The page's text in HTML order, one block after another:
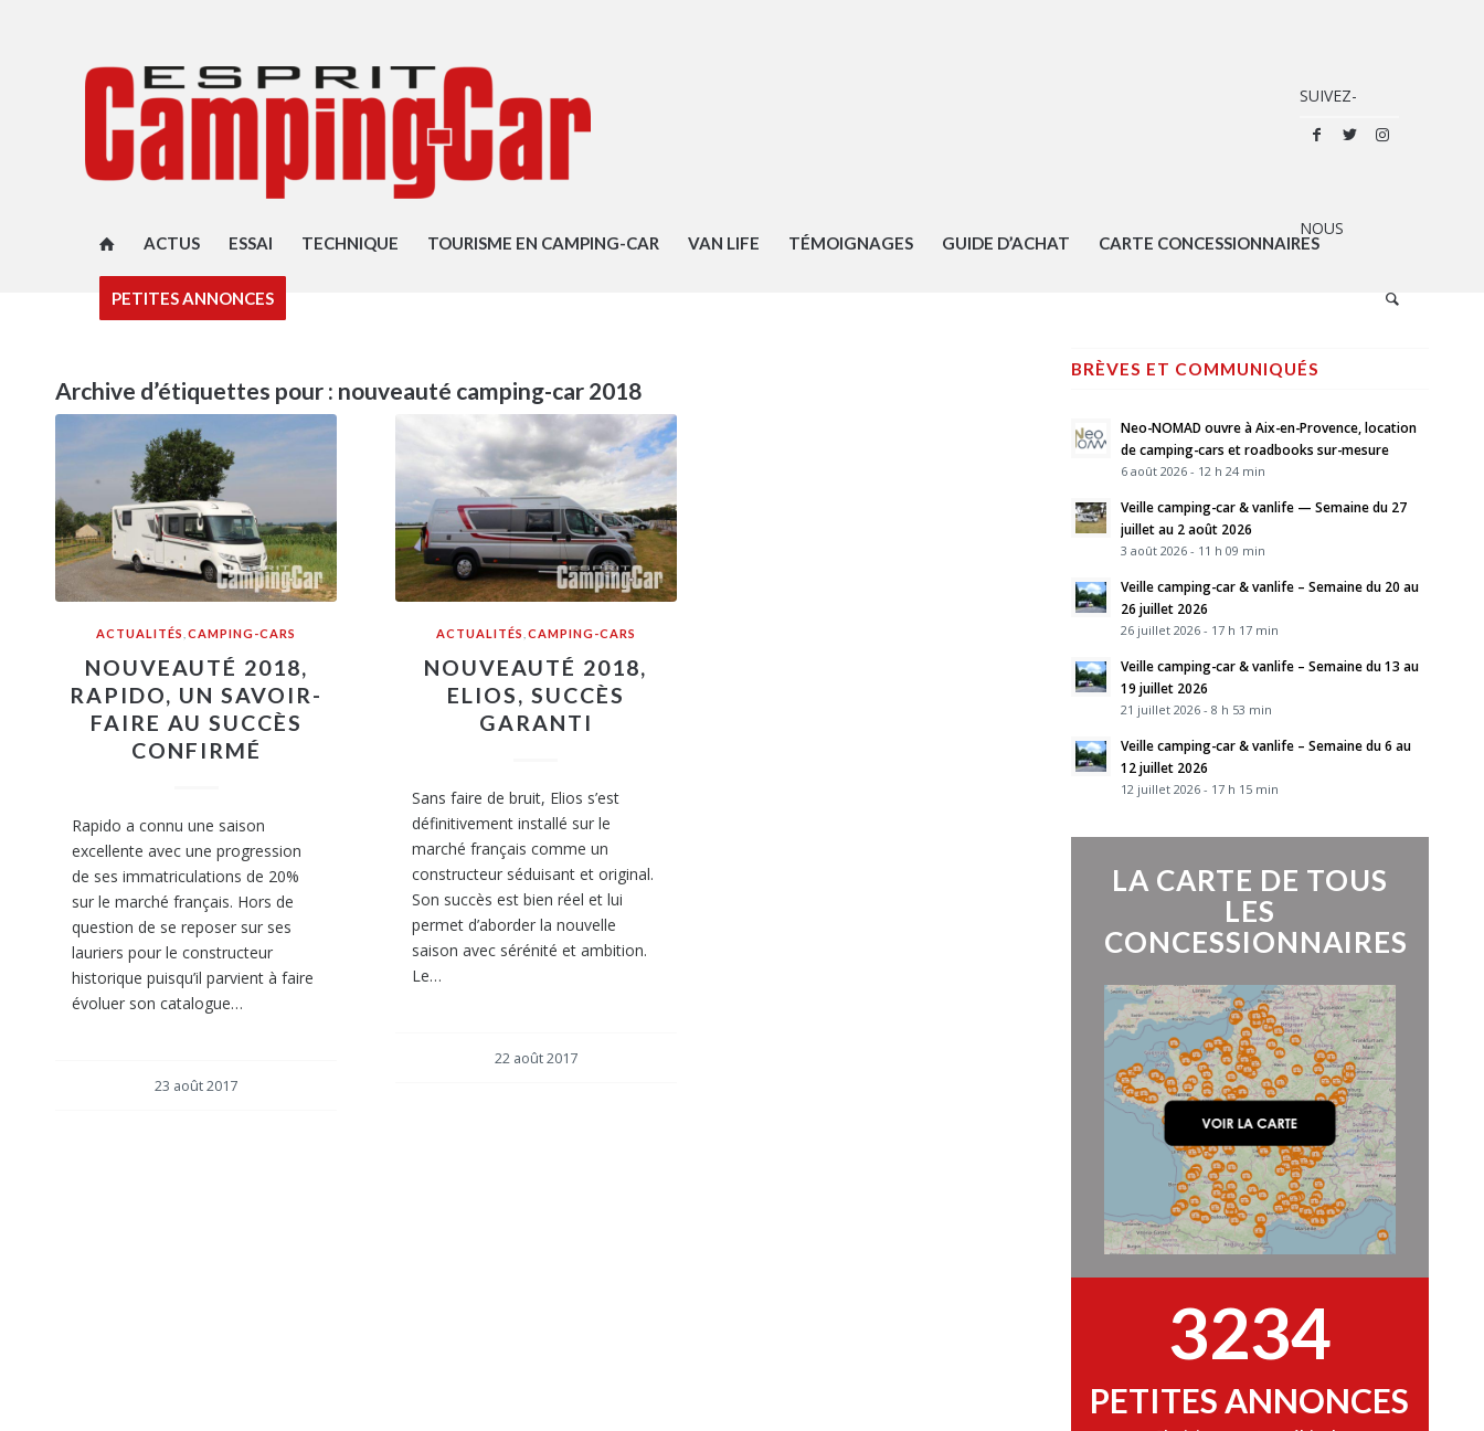
ACTUS ESSAI TECHNIQUE TOURISME EN CAMPING-CAR VAN LIFE TÉMOIGNAGES GUIDE D’ACHAT CARTE CONCESSIONNAIRES
PETITES ANNONCES
Archive d’étiquettes pour : nouveauté camping-car 2018
ACTUALITÉS ,CAMPING-CARS
NOUVEAUTÉ 2018,
RAPIDO, UN SAVOIR-
FAIRE AU SUCCÈS
CONFIRMÉ
Rapido a connu une saison
excellente avec une progression
de ses immatriculations de 20%
sur le marché français. Hors de
question de se reposer sur ses
lauriers pour le constructeur
historique puisqu’il parvient à faire
évoluer son catalogue…
23 août 2017
ACTUALITÉS CAMPING-CARS
NOUVEAUTÉ 2018,
ELIOS, SUCCÈS
GARANTI
Sans faire de bruit, Elios s’est
définitivement installé sur le
marché français comme un
constructeur séduisant et original.
Son succès est bien réel et lui
permet d’aborder la nouvelle
saison avec sérénité et ambition.
Le…
22 août 2017
BRÈVES ET COMMUNIQUÉS
Neo-NOMAD ouvre à Aix-en-Provence, location
de camping-cars et roadbooks sur-mesure
6 août 2026 - 12 h 24 min
Veille camping-car & vanlife — Semaine du 27
juillet au 2 août 2026
3 août 2026 - 11 h 09 min
Veille camping-car & vanlife – Semaine du 20 au
26 juillet 2026
26 juillet 2026 - 17 h 17 min
Veille camping-car & vanlife – Semaine du 13 au
19 juillet 2026
21 juillet 2026 - 8 h 53 min
Veille camping-car & vanlife – Semaine du 6 au
12 juillet 2026
12 juillet 2026 - 17 h 15 min
LA CARTE DE TOUS
LES
CONCESSIONNAIRES
3234
PETITES ANNONCES